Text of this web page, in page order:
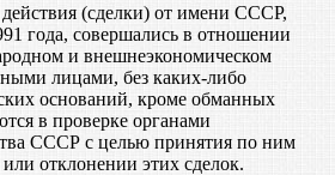
(сделки) от имени СССР,
года, совершались в отношении
и внешнеэкономическом
лицами, без каких-либо
оснований, кроме обманных
в проверке органами
СССР с целью принятия по ним
отклонении этих сделок.